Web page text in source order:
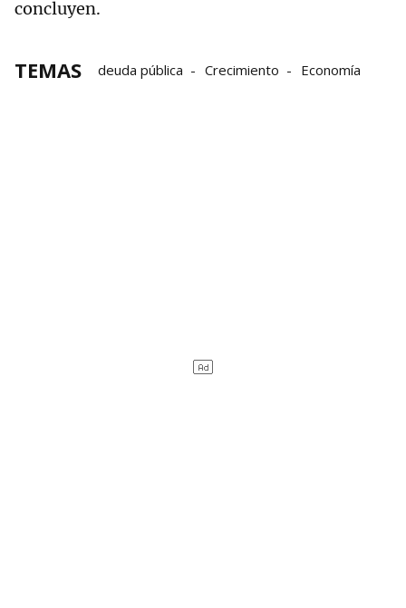
concluyen.
TEMAS deuda pública Crecimiento Economía